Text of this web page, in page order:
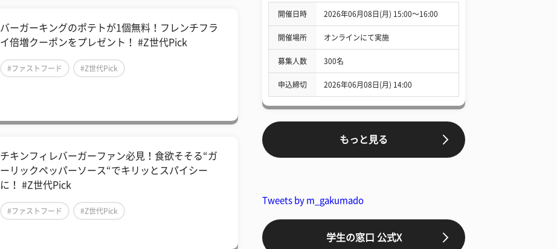
バーガーキングのポテトが1個無料！フレンチフラ
イ倍増クーポンをプレゼント！ #Z世代Pick
#ファストフード #Z世代Pick
チキンフィレバーガーファン必見！食欲そそる“ガ
ーリックペッパーソース“でキリッとスパイシー
に！ #Z世代Pick
#ファストフード #Z世代Pick
開催日時 2026年06月08日(月) 15:00〜16:00
開催場所 オンラインにて実施
募集人数 300名
申込締切 2026年06月08日(月) 14:00
もっと見る
Tweets by m_gakumado
学生の窓口 公式X